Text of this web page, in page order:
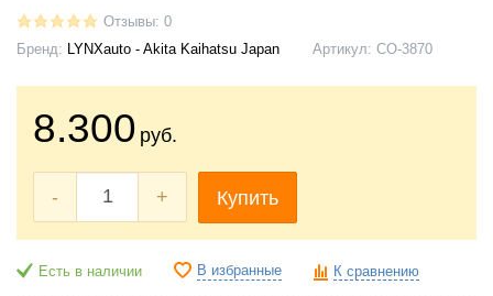
Отзывы: 0
Бренд: LYNXauto - Akita Kaihatsu Japan Артикул: CO-3870
8.300 руб.
- + Купить
Есть в наличии В избранные К сравнению